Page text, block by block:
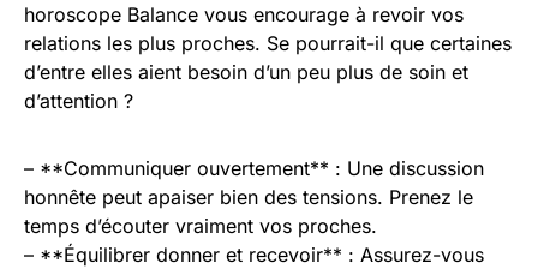
horoscope Balance vous encourage à revoir vos
relations les plus proches. Se pourrait-il que certaines
d’entre elles aient besoin d’un peu plus de soin et
d’attention ?
– **Communiquer ouvertement** : Une discussion
honnête peut apaiser bien des tensions. Prenez le
temps d’écouter vraiment vos proches.
– **Équilibrer donner et recevoir** : Assurez-vous